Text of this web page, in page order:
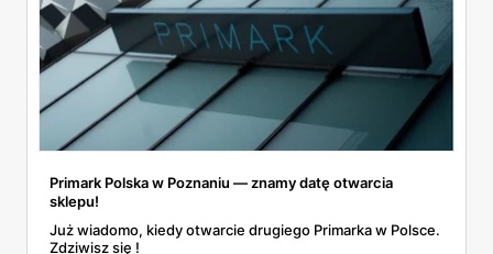
Primark Polska w Poznaniu — znamy datę otwarcia
sklepu!
Już wiadomo, kiedy otwarcie drugiego Primarka w Polsce.
Zdziwisz się !